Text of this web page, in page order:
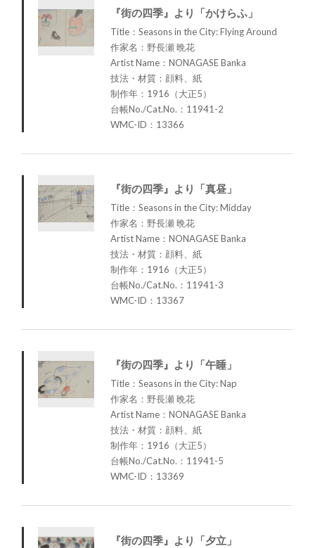
『街の四季』より「かけらふ」
Title：Seasons in the City: Flying Around
作家名：野長瀬 晩花
Artist Name：NONAGASE Banka
技法・材質：顔料、紙
制作年：1916（大正5）
台帳No./Cat.No.：11941-2
WMC-ID：13366
『街の四季』より「真昼」
Title：Seasons in the City: Midday
作家名：野長瀬 晩花
Artist Name：NONAGASE Banka
技法・材質：顔料、紙
制作年：1916（大正5）
台帳No./Cat.No.：11941-3
WMC-ID：13367
『街の四季』より「午睡」
Title：Seasons in the City: Nap
作家名：野長瀬 晩花
Artist Name：NONAGASE Banka
技法・材質：顔料、紙
制作年：1916（大正5）
台帳No./Cat.No.：11941-5
WMC-ID：13369
『街の四季』より「夕立」